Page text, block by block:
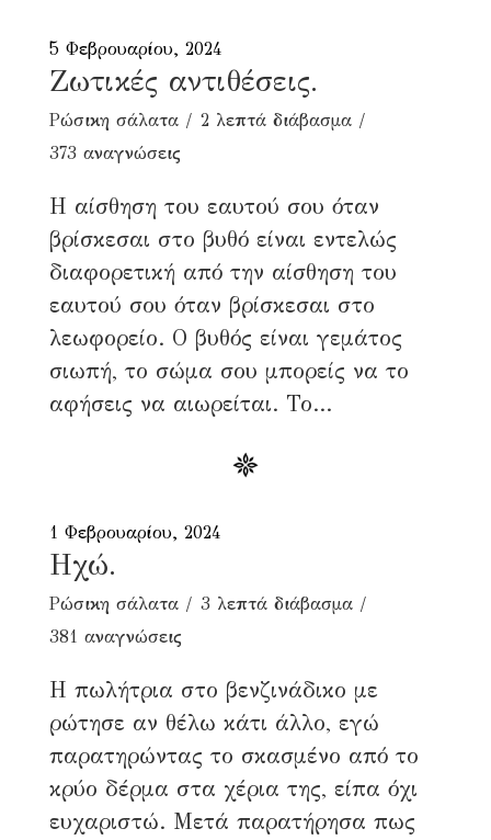
5 Φεβρουαρίου, 2024
Ζωτικές αντιθέσεις.
Ρώσικη σάλατα
2 λεπτά διάβασμα
373 αναγνώσεις
Η αίσθηση του εαυτού σου όταν
βρίσκεσαι στο βυθό είναι εντελώς
διαφορετική από την αίσθηση του
εαυτού σου όταν βρίσκεσαι στο
λεωφορείο. Ο βυθός είναι γεμάτος
σιωπή, το σώμα σου μπορείς να το
αφήσεις να αιωρείται. Το...
1 Φεβρουαρίου, 2024
Ηχώ.
Ρώσικη σάλατα
3 λεπτά διάβασμα
381 αναγνώσεις
Η πωλήτρια στο βενζινάδικο με
ρώτησε αν θέλω κάτι άλλο, εγώ
παρατηρώντας το σκασμένο από το
κρύο δέρμα στα χέρια της, είπα όχι
ευχαριστώ. Μετά παρατήρησα πως